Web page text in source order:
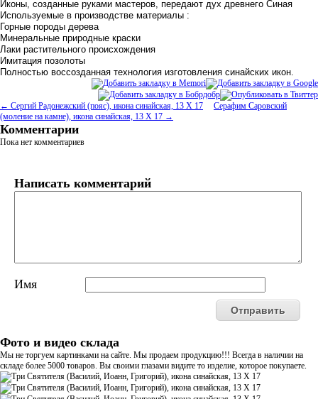
Иконы, созданные руками мастеров, передают дух древнего Синая
Используемые в производстве материалы :
Горные породы дерева
Минеральные природные краски
Лаки растительного происхождения
Имитация позолоты
Полностью воссозданная технология изготовления синайских икон.
← Сергий Радонежский (пояс), икона синайская, 13 Х 17
Серафим Саровский
(моление на камне), икона синайская, 13 Х 17 →
Комментарии
Пока нет комментариев
Написать комментарий
Имя
Фото и видео склада
Мы не торгуем картинками на сайте. Мы продаем продукцию!!! Всегда в наличии на
складе более 5000 товаров. Вы своими глазами видите то изделие, которое покупаете.